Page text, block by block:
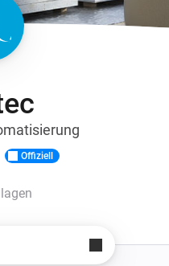
Offiziell